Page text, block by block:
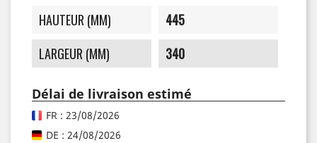
HAUTEUR (MM)
445
LARGEUR (MM)
340
Délai de livraison estimé
FR : 23/08/2026
DE : 24/08/2026